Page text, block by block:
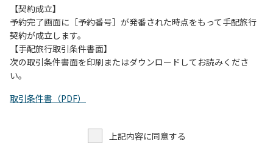
（１）川原にテントやタープを張らない。
（２）雨が降ったときは川原で遊ばない。
（３）カムイコタン公園キャンプ場で雨が降らなくても、上
流で雨が降り急に増水することがあるので、水の濁りに注意
し、濁り始めたときには直ちに川原での遊びを中止する。
（４）キャンプ場の管理者や地元住民から川についての注意
【契約成立】
予約完了画面に［予約番号］が発番された時点をもって手配旅行
契約が成立します。
【手配旅行取引条件書面】
次の取引条件書面を印刷またはダウンロードしてお読みくださ
い。
取引条件書（PDF）
上記内容に同意する